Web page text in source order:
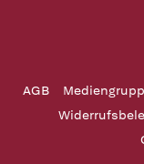
AGB